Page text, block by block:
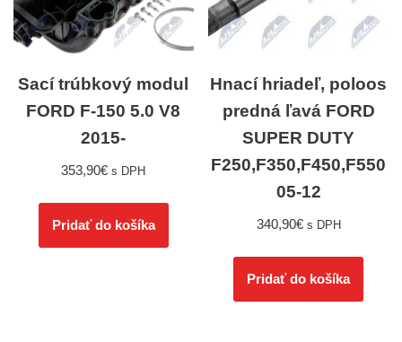
Sací trúbkový modul
FORD F-150 5.0 V8
2015-
353,90€ s DPH
Pridať do košíka
Hnací hriadeľ, poloos
predná ľavá FORD
SUPER DUTY
F250,F350,F450,F550
05-12
340,90€ s DPH
Pridať do košíka